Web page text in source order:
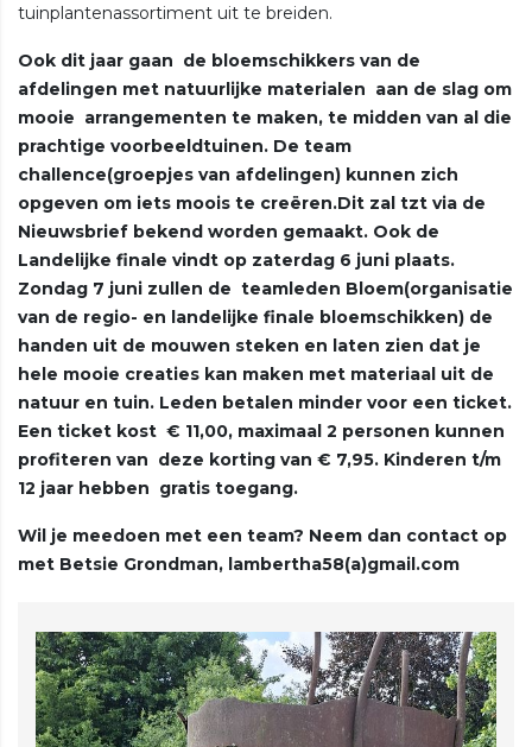
tuinplantenassortiment uit te breiden.
Ook dit jaar gaan de bloemschikkers van de
afdelingen met natuurlijke materialen aan de slag om
mooie arrangementen te maken, te midden van al die
prachtige voorbeeldtuinen. De team
challence(groepjes van afdelingen) kunnen zich
opgeven om iets moois te creëren.Dit zal tzt via de
Nieuwsbrief bekend worden gemaakt. Ook de
Landelijke finale vindt op zaterdag 6 juni plaats.
Zondag 7 juni zullen de teamleden Bloem(organisatie
van de regio- en landelijke finale bloemschikken) de
handen uit de mouwen steken en laten zien dat je
hele mooie creaties kan maken met materiaal uit de
natuur en tuin. Leden betalen minder voor een ticket.
Een ticket kost € 11,00, maximaal 2 personen kunnen
profiteren van deze korting van € 7,95. Kinderen t/m
12 jaar hebben gratis toegang.
Wil je meedoen met een team? Neem dan contact op
met Betsie Grondman, lambertha58(a)gmail.com